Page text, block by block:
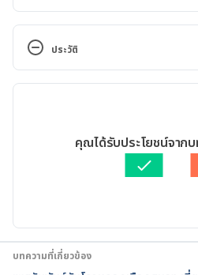
Recovering after stroke.
https://medlineplus.gov/
Accessed May 7, 2017.
conditions/stroke/in-depth/
rehabilitation/art-20045172.
May 7, 2017.
Stroke – recovery.
ประวัติ
เขียนโดย ฤทธิศักดิ์ วงศ์วุฒิพงษ์
ตรวจสอบความถูกต้องของข้อมูลโ
Nattavara
คุณได้รับประโยชน์จาก
บทความที่เกี่ยวข้อง